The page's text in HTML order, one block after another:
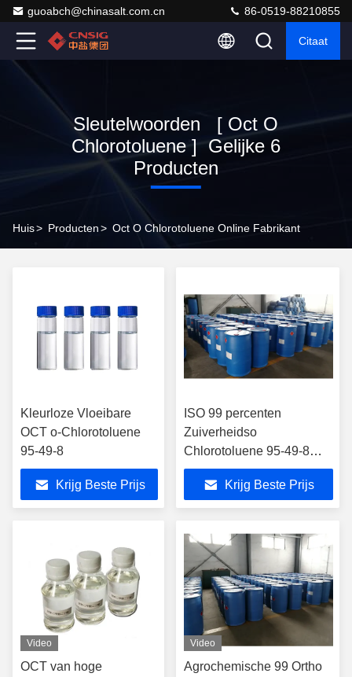
guoabch@chinasalt.com.cn 86-0519-88210855
Citaat
Sleutelwoorden [ Oct O
Chlorotoluene ] Gelijke 6
Producten
Huis> Producten> Oct O Chlorotoluene Online Fabrikant
Kleurloze Vloeibare
OCT o-Chlorotoluene
95-49-8
Krijg Beste Prijs
ISO 99 percenten
Zuiverheidso
Chlorotoluene 95-49-8
OCT
Krijg Beste Prijs
Video
OCT van hoge
Video
Agrochemische 99 Ortho